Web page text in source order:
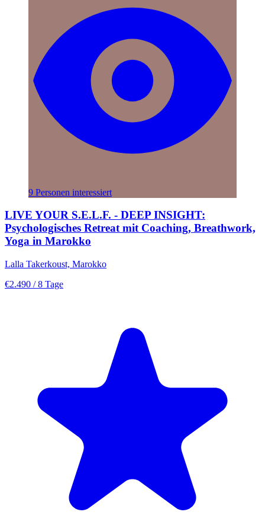
9 Personen interessiert
LIVE YOUR S.E.L.F. - DEEP INSIGHT:
Psychologisches Retreat mit Coaching, Breathwork,
Yoga in Marokko
Lalla Takerkoust, Marokko
€2.490 / 8 Tage